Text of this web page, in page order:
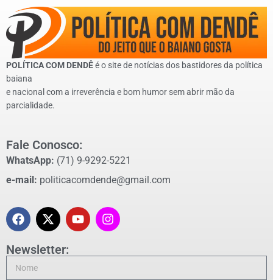
POLÍTICA COM DENDÊé o site de notícias dos bastidores da política
baiana
e nacional com a irreverência e bom humor sem abrir mão da
parcialidade.
Fale Conosco:
WhatsApp: (71) 9-9292-5221
e-mail: politicacomdende@gmail.com
Newsletter: